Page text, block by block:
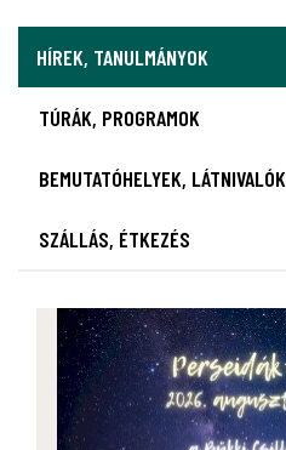
HÍREK, TANULMÁNYOK
TÚRÁK, PROGRAMOK
BEMUTATÓHELYEK, LÁTNIVALÓK
SZÁLLÁS, ÉTKEZÉS